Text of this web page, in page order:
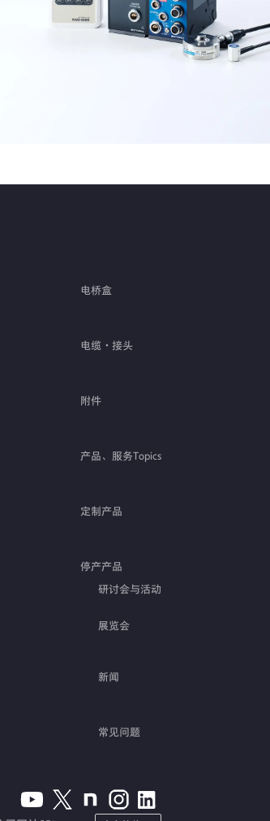
电桥盒
电缆・接头
附件
产品、服务Topics
定制产品
停产产品
研讨会与活动
展览会
新闻
常见问题